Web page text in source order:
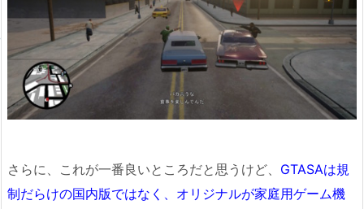
さらに、これが一番良いところだと思うけど、 GTASAは規
制だらけの国内版ではなく、オリジナルが家庭用ゲーム機